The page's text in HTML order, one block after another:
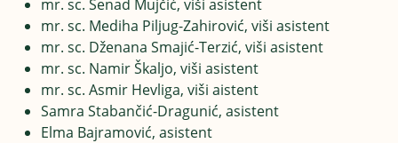
mr. sc. Senad Mujčić, viši asistent
mr. sc. Mediha Piljug-Zahirović, viši asistent
mr. sc. Dženana Smajić-Terzić, viši asistent
mr. sc. Namir Škaljo, viši asistent
mr. sc. Asmir Hevliga, viši aistent
Samra Stabančić-Dragunić, asistent
Elma Bajramović, asistent